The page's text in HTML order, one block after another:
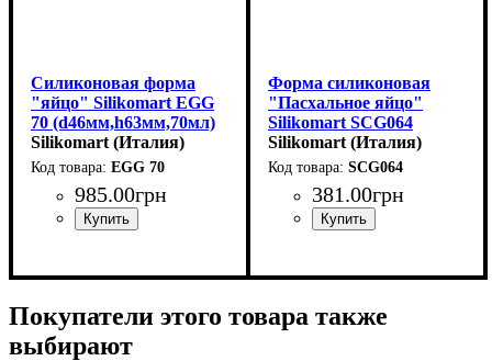
Силиконовая форма
"яйцо" Silikomart EGG
70 (d46мм,h63мм,70мл)
Silikomart (Италия)
EGG 70
985.00грн
Форма силиконовая
"Пасхальное яйцо"
Silikomart SCG064
(103x79мм,h10мм,2х50мл)
Silikomart (Италия)
SCG064
381.00грн
Покупатели этого товара также
выбирают